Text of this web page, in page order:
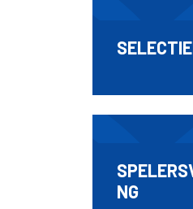
NG